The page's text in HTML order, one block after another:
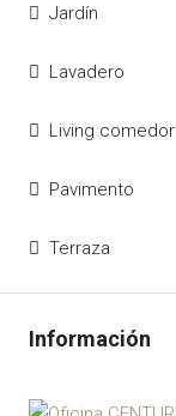
Jardín
Lavadero
Living comedor
Pavimento
Terraza